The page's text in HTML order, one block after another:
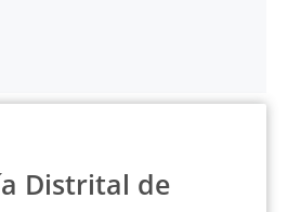
Distrital de